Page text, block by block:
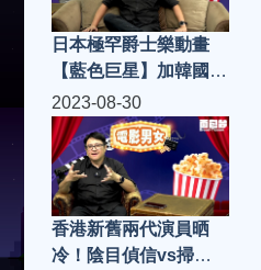
日本極罕爵士樂動畫
【藍色巨星】加韓國招
牌男人情懷【救參的
士】|電影男女 S4(第
17集)
2023-08-30
香港新舊兩代演員晒
冷！陰目偵信vs掃毒